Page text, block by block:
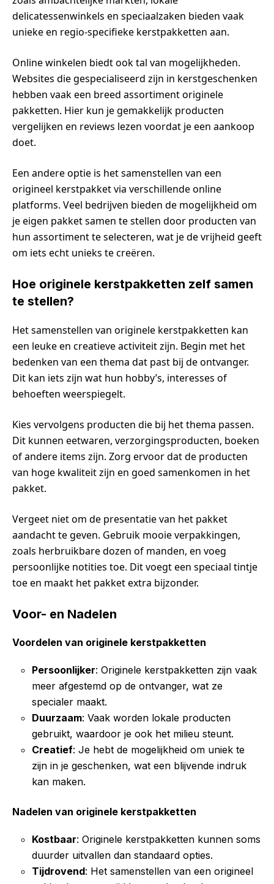
delicatessenwinkels en speciaalzaken bieden vaak
unieke en regio-specifieke kerstpakketten aan.
Online winkelen biedt ook tal van mogelijkheden.
Websites die gespecialiseerd zijn in kerstgeschenken
hebben vaak een breed assortiment originele
pakketten. Hier kun je gemakkelijk producten
vergelijken en reviews lezen voordat je een aankoop
doet.
Een andere optie is het samenstellen van een
origineel kerstpakket via verschillende online
platforms. Veel bedrijven bieden de mogelijkheid om
je eigen pakket samen te stellen door producten van
hun assortiment te selecteren, wat je de vrijheid geeft
om iets echt unieks te creëren.
Hoe originele kerstpakketten zelf samen
te stellen?
Het samenstellen van originele kerstpakketten kan
een leuke en creatieve activiteit zijn. Begin met het
bedenken van een thema dat past bij de ontvanger.
Dit kan iets zijn wat hun hobby’s, interesses of
behoeften weerspiegelt.
Kies vervolgens producten die bij het thema passen.
Dit kunnen eetwaren, verzorgingsproducten, boeken
of andere items zijn. Zorg ervoor dat de producten
van hoge kwaliteit zijn en goed samenkomen in het
pakket.
Vergeet niet om de presentatie van het pakket
aandacht te geven. Gebruik mooie verpakkingen,
zoals herbruikbare dozen of manden, en voeg
persoonlijke notities toe. Dit voegt een speciaal tintje
toe en maakt het pakket extra bijzonder.
Voor- en Nadelen
Voordelen van originele kerstpakketten
Persoonlijker: Originele kerstpakketten zijn vaak
meer afgestemd op de ontvanger, wat ze
specialer maakt.
Duurzaam: Vaak worden lokale producten
gebruikt, waardoor je ook het milieu steunt.
Creatief: Je hebt de mogelijkheid om uniek te
zijn in je geschenken, wat een blijvende indruk
kan maken.
Nadelen van originele kerstpakketten
Kostbaar: Originele kerstpakketten kunnen soms
duurder uitvallen dan standaard opties.
Tijdrovend: Het samenstellen van een origineel